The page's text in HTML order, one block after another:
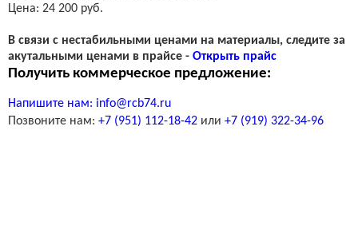
Цена: 24 200 руб.
В связи с нестабильными ценами на материалы, следите за
акутальными ценами в прайсе - Открыть прайс
Получить коммерческое предложение:
Напишите нам: info@rcb74.ru
Позвоните нам: +7 (951) 112-18-42 или +7 (919) 322-34-96